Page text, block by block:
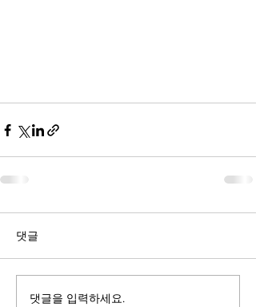
댓글
댓글을 입력하세요.